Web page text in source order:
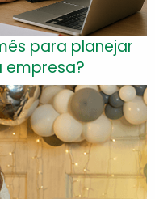
para planejar
empresa?